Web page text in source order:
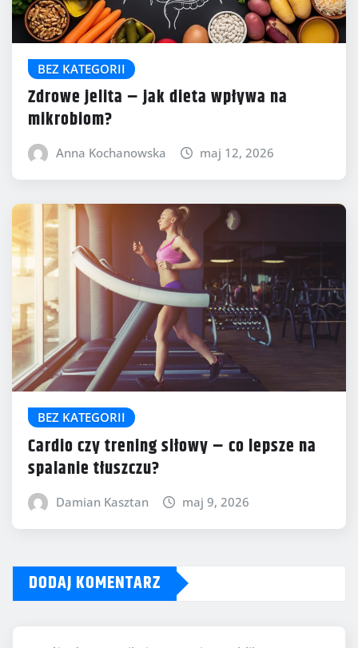
BEZ KATEGORII
Zdrowe jelita – jak dieta wpływa na
mikrobiom?
Anna Kochanowska maj 12, 2026
BEZ KATEGORII
Cardio czy trening siłowy – co lepsze na
spalanie tłuszczu?
Damian Kasztan maj 9, 2026
DODAJ KOMENTARZ